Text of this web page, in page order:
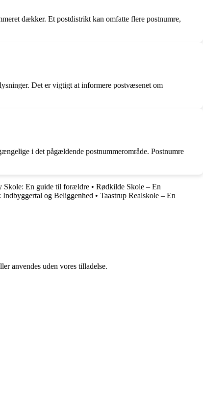
dækker. Et postdistrikt kan omfatte flere postnumre,
Det er vigtigt at informere postvæsenet om
i det pågældende postnummerområde. Postnumre
Skole: En guide til forældre • Rødkilde Skole – En
Indbyggertal og Beliggenhed • Taastrup Realskole – En
anvendes uden vores tilladelse.